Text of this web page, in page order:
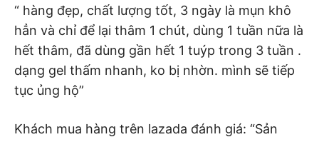
“ hàng đẹp, chất lượng tốt, 3 ngày là mụn khô
hẳn và chỉ để lại thâm 1 chút, dùng 1 tuần nữa là
hết thâm, đã dùng gần hết 1 tuýp trong 3 tuần .
dạng gel thấm nhanh, ko bị nhờn. mình sẽ tiếp
tục ủng hộ”
Khách mua hàng trên lazada đánh giá: “Sản